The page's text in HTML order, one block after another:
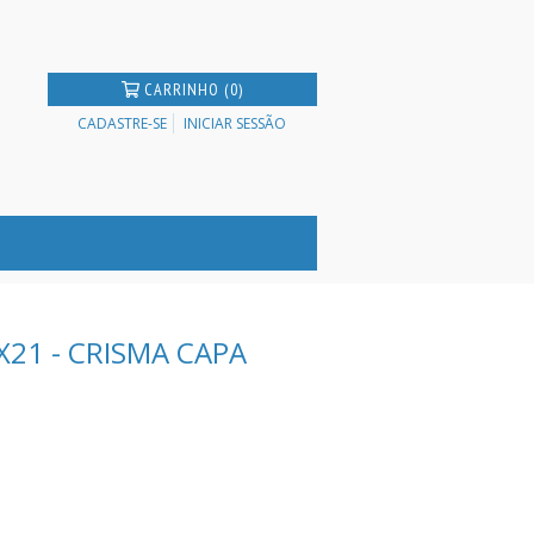
CARRINHO (0)
CADASTRE-SE INICIAR SESSÃO
- CRISMA CAPA